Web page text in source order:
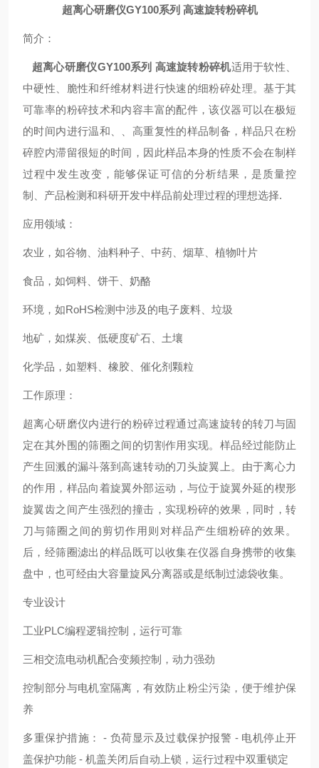
超离心研磨仪GY100系列 高速旋转粉碎机
简介：
超离心研磨仪GY100系列 高速旋转粉碎机适用于软性、
中硬性、脆性和纤维材料进行快速的细粉碎处理。基于其
可靠率的粉碎技术和内容丰富的配件，该仪器可以在极短
的时间内进行温和、、高重复性的样品制备，样品只在粉
碎腔内滞留很短的时间，因此样品本身的性质不会在制样
过程中发生改变，能够保证可信的分析结果，是质量控
制、产品检测和科研开发中样品前处理过程的理想选择.
应用领域：
农业，如谷物、油料种子、中药、烟草、植物叶片
食品，如饲料、饼干、奶酪
环境，如RoHS检测中涉及的电子废料、垃圾
地矿，如煤炭、低硬度矿石、土壤
化学品，如塑料、橡胶、催化剂颗粒
工作原理：
超离心研磨仪内进行的粉碎过程通过高速旋转的转刀与固
定在其外围的筛圈之间的切割作用实现。样品经过能防止
产生回溅的漏斗落到高速转动的刀头旋翼上。由于离心力
的作用，样品向着旋翼外部运动，与位于旋翼外延的楔形
旋翼齿之间产生强烈的撞击，实现粉碎的效果，同时，转
刀与筛圈之间的剪切作用则对样品产生细粉碎的效果。
后，经筛圈滤出的样品既可以收集在仪器自身携带的收集
盘中，也可经由大容量旋风分离器或是纸制过滤袋收集。
专业设计
工业PLC编程逻辑控制，运行可靠
三相交流电动机配合变频控制，动力强劲
控制部分与电机室隔离，有效防止粉尘污染，便于维护保
养
多重保护措施： - 负荷显示及过载保护报警 - 电机停止开
盖保护功能 - 机盖关闭后自动上锁，运行过程中双重锁定